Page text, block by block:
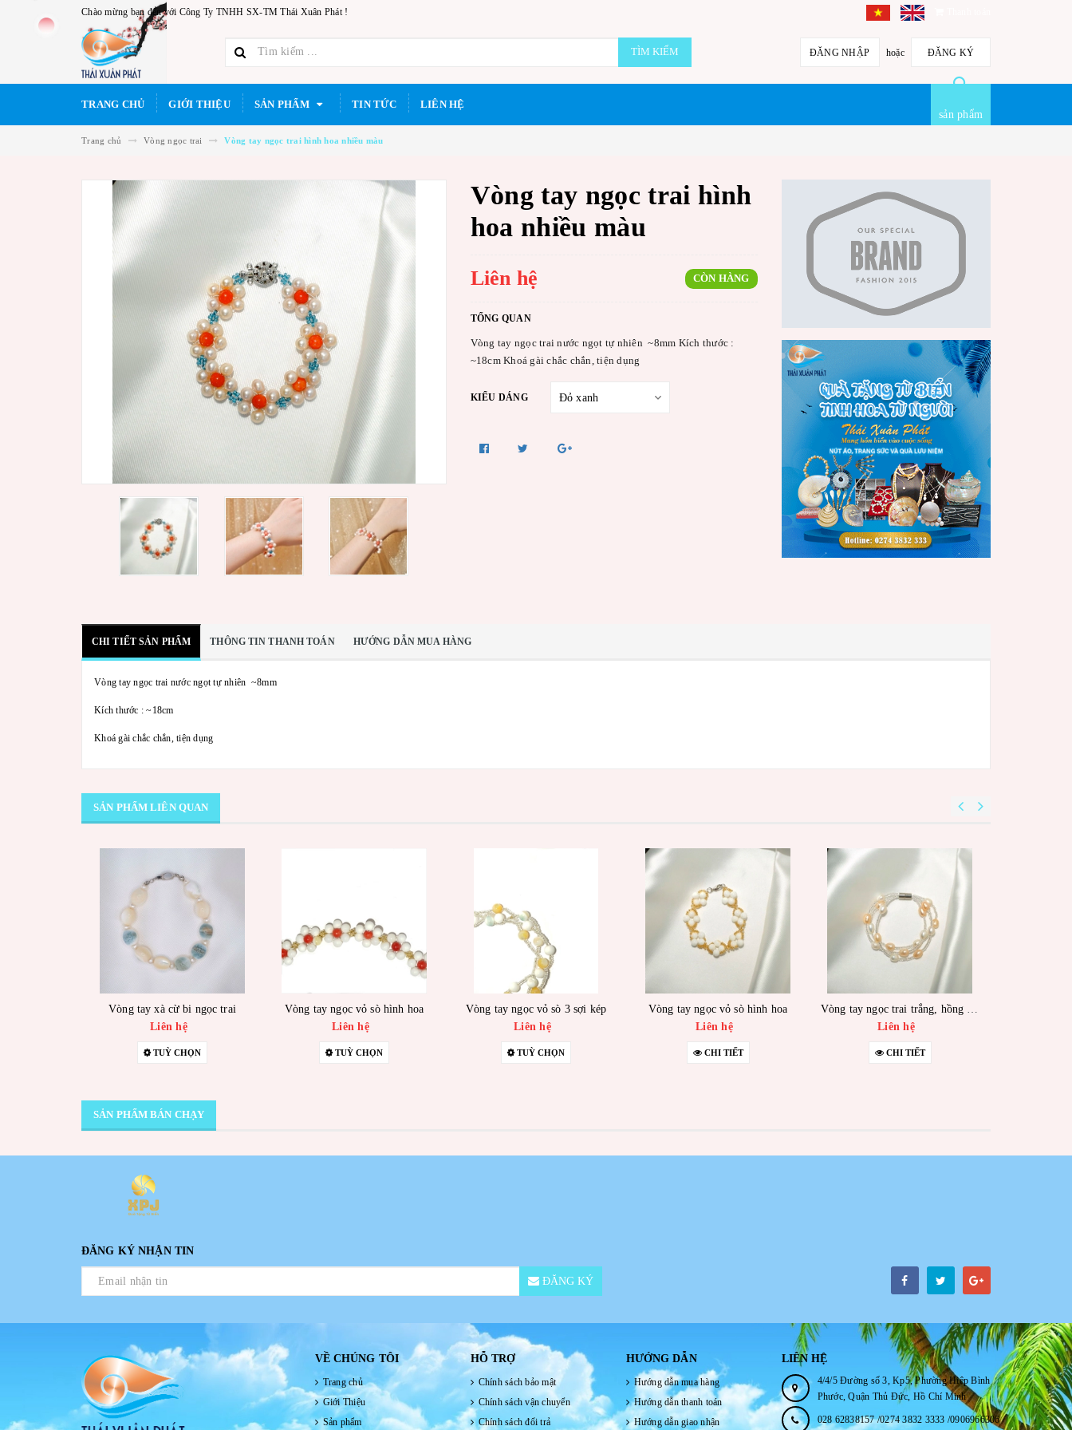
Chào mừng bạn đến với Công Ty TNHH SX-TM Thái Xuân Phát !
TÌM KIẾM ĐĂNG NHẬP hoặc ĐĂNG KÝ
TRANG CHỦ GIỚI THIỆU SẢN PHẨM TIN TỨC
LIÊN HỆ
sản phẩm
Trang chủ Vòng ngọc trai Vòng tay ngọc trai hình hoa nhiều màu
Vòng tay ngọc trai hình
hoa nhiều màu
Liên hệ CÒN HÀNG
TỔNG QUAN
Vòng tay ngọc trai nước ngọt tự nhiên ~8mm Kích thước :
~18cm Khoá gài chắc chắn, tiện dụng
KIỂU DÁNG
CHI TIẾT SẢN PHẨM THÔNG TIN THANH TOÁN HƯỚNG DẪN MUA HÀNG
Vòng tay ngọc trai nước ngọt tự nhiên ~8mm
Kích thước : ~18cm
Khoá gài chắc chắn, tiện dụng
SẢN PHẨM LIÊN QUAN
Vòng tay xà cừ bi ngọc trai
Liên hệ
TUỲ CHỌN
Vòng tay ngọc vỏ sò hình hoa
Liên hệ
TUỲ CHỌN
Vòng tay ngọc vỏ sò 3 sợi kép
Liên hệ
TUỲ CHỌN
Vòng tay ngọc vỏ sò hình hoa
Liên hệ
CHI TIẾT
Vòng tay ngọc trai trắng, hồng 3 sợi kép
Liên hệ
CHI TIẾT
SẢN PHẨM BÁN CHẠY
ĐĂNG KÝ NHẬN TIN
ĐĂNG KÝ
VỀ CHÚNG TÔI
Trang chủ
Giới Thiệu
Sản phẩm
HỖ TRỢ
Chính sách bảo mật
Chính sách vận chuyển
Chính sách đổi trả
HƯỚNG DẪN
Hướng dẫn mua hàng
Hướng dẫn thanh toán
Hướng dẫn giao nhận
LIÊN HỆ
4/4/5 Đường số 3, Kp5, Phường Hiệp Bình
Phước, Quận Thủ Đức, Hồ Chí Minh
028 62838157 /0274 3832 3333 /0906966306